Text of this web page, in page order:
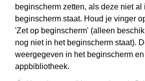
beginscherm zetten, als deze niet al
beginscherm staat. Houd je vinger
'Zet op beginscherm' (alleen
nog niet in het beginscherm staat).
weergegeven in het beginscherm
appbibliotheek.